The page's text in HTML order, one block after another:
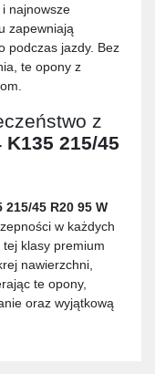
najnowsze
zapewniają
podczas jazdy. Bez
te opony z
z
215/45
45 R20 95 W
w każdych
klasy premium
nawierzchni,
te opony,
oraz wyjątkową